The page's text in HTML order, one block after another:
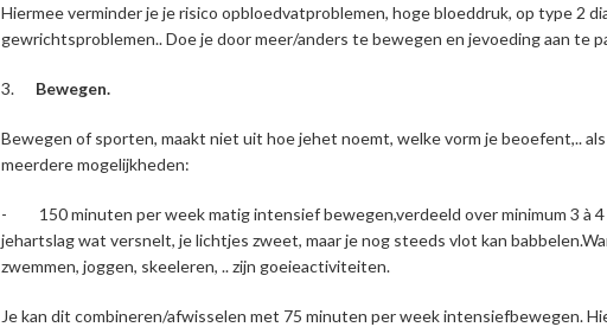
Hiermee verminder je je risico opbloedvatproblemen, hoge bloeddruk, op type 2
gewrichtsproblemen.. Doe je door meer/anders te bewegen en jevoeding aan te
3. Bewegen.
Bewegen of sporten, maakt niet uit hoe jehet noemt, welke vorm je beoefent,..
meerdere mogelijkheden:
- 150 minuten per week matig intensief bewegen,verdeeld over minimum 3 à 4
jehartslag wat versnelt, je lichtjes zweet, maar je nog steeds vlot kan
zwemmen, joggen, skeeleren, .. zijn goeieactiviteiten.
Je kan dit combineren/afwisselen met 75 minuten per week intensiefbewegen.